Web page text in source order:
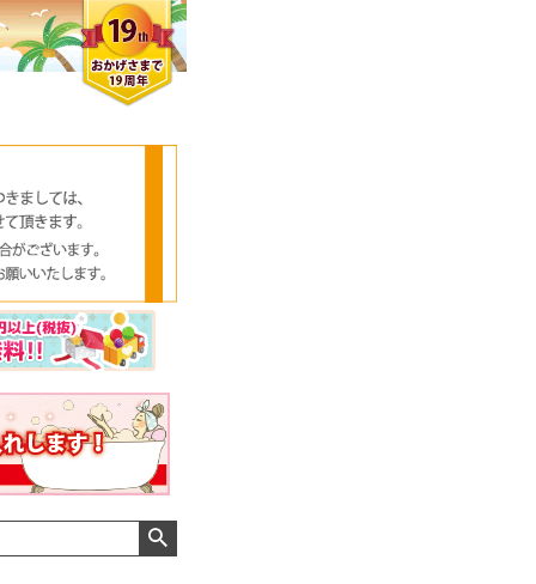
クロエさん
たよろしくお願い
した。早速レビューを書き